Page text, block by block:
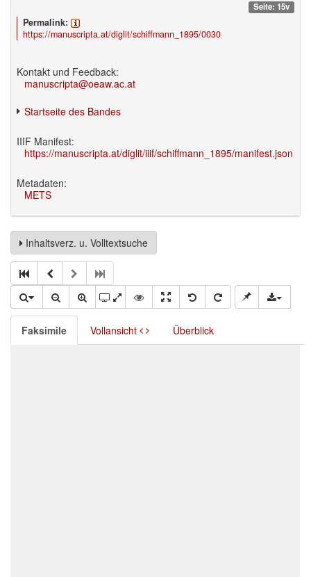
Seite: 15v
Permalink:
https://manuscripta.at/diglit/schiffmann_1895/0030
Kontakt und Feedback:
manuscripta@oeaw.ac.at
Startseite des Bandes
IIIF Manifest:
https://manuscripta.at/diglit/iiif/schiffmann_1895/manifest.json
Metadaten:
METS
Inhaltsverz. u. Volltextsuche
Faksimile Vollansicht Überblick